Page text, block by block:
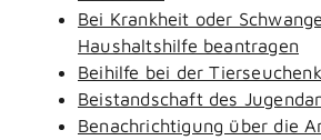
Bei Krankheit oder
Haushaltshilfe beantragen
Beihilfe bei der
Beistandschaft des
Benachrichtigung über die